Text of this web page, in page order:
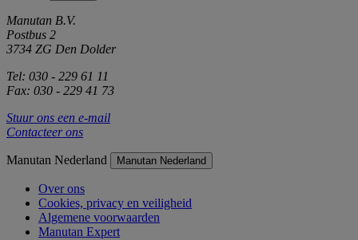
Manutan B.V.
Postbus 2
3734 ZG Den Dolder
Tel: 030 - 229 61 11
Fax: 030 - 229 41 73
Stuur ons een e-mail
Contacteer ons
Manutan Nederland Manutan Nederland
Over ons
Cookies, privacy en veiligheid
Algemene voorwaarden
Manutan Expert